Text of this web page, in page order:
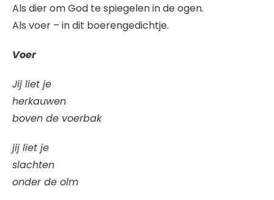
Als dier om God te spiegelen in de ogen.
Als voer – in dit boerengedichtje.
Voer
Jij liet je
herkauwen
boven de voerbak
jij liet je
slachten
onder de olm